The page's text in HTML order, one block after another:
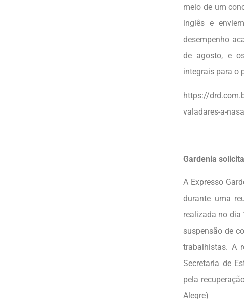
meio de um
inglês e
desempenho
de agosto, e
integrais para o
https://
valadares-a-
Gardenia
A Expresso
durante uma
realizada no dia
suspensão de
trabalhistas. A
Secretaria de
pela
Alegre)